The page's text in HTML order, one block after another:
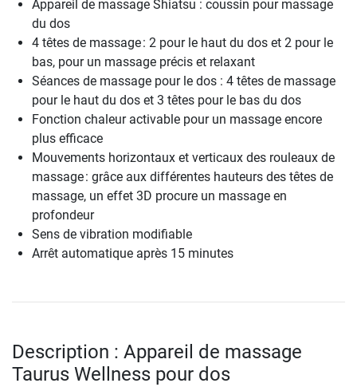
Appareil de massage Shiatsu : coussin pour massage
du dos
4 têtes de massage : 2 pour le haut du dos et 2 pour le
bas, pour un massage précis et relaxant
Séances de massage pour le dos : 4 têtes de massage
pour le haut du dos et 3 têtes pour le bas du dos
Fonction chaleur activable pour un massage encore
plus efficace
Mouvements horizontaux et verticaux des rouleaux de
massage : grâce aux différentes hauteurs des têtes de
massage, un effet 3D procure un massage en
profondeur
Sens de vibration modifiable
Arrêt automatique après 15 minutes
Description : Appareil de massage
Taurus Wellness pour dos